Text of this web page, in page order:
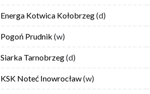
Energa Kotwica Kołobrzeg(d)
Pogoń Prudnik (w)
Siarka Tarnobrzeg(d)
KSK Noteć Inowrocław(w)
Energa Kotwica Kołobrzeg(d)
Pogoń Prudnik (w)
Siarka Tarnobrzeg(d)
KSK Noteć Inowrocław(w)